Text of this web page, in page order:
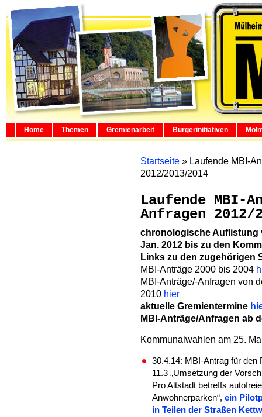
Home Themen Gremienarbeit Bürgerinitiativen
Startseite » Laufende MBI-
2012/2013/2014
Laufende MBI-
Anfragen 2012/
chronologische Auflistung
Jan. 2012 bis zu den
Links zu den zugehörigen
MBI-Anträge 2000 bis 2004
MBI-Anträge/-Anfragen von
2010 hier
aktuelle Gremientermine
MBI-Anträge/Anfragen ab
Kommunalwahlen am 25.
30.4.14: MBI-Antrag für
11.3 „Umsetzung der
Pro Altstadt betreffs
Anwohnerparken“, ein
in Teilen der Straßen